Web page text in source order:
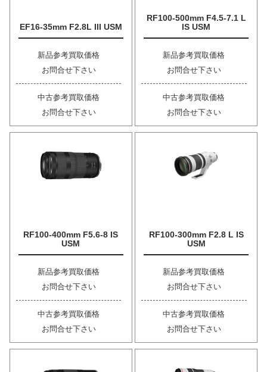
EF16-35mm F2.8L III USM
新品参考買取価格
お問合せ下さい
中古参考買取価格
お問合せ下さい
RF100-500mm F4.5-7.1 L
IS USM
新品参考買取価格
お問合せ下さい
中古参考買取価格
お問合せ下さい
RF100-400mm F5.6-8 IS
USM
新品参考買取価格
お問合せ下さい
中古参考買取価格
お問合せ下さい
RF100-300mm F2.8 L IS
USM
新品参考買取価格
お問合せ下さい
中古参考買取価格
お問合せ下さい